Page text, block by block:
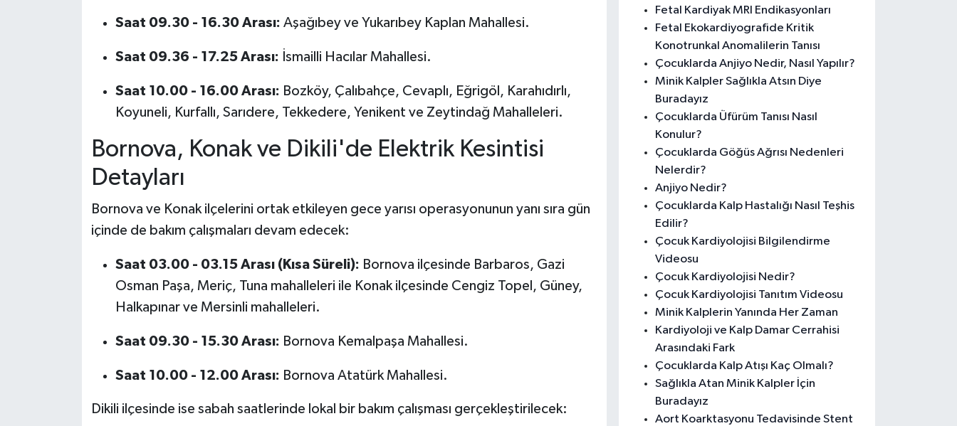
Saat 09.30 - 16.30 Arası: Aşağıbey ve Yukarıbey Kaplan Mahallesi.
Saat 09.36 - 17.25 Arası: İsmailli Hacılar Mahallesi.
Saat 10.00 - 16.00 Arası: Bozköy, Çalıbahçe, Cevaplı, Eğrigöl, Karahıdırlı,
Koyuneli, Kurfallı, Sarıdere, Tekkedere, Yenikent ve Zeytindağ Mahalleleri.
Bornova, Konak ve Dikili'de Elektrik Kesintisi
Detayları
Bornova ve Konak ilçelerini ortak etkileyen gece yarısı operasyonunun yanı sıra gün
içinde de bakım çalışmaları devam edecek:
Saat 03.00 - 03.15 Arası (Kısa Süreli): Bornova ilçesinde Barbaros, Gazi
Osman Paşa, Meriç, Tuna mahalleleri ile Konak ilçesinde Cengiz Topel, Güney,
Halkapınar ve Mersinli mahalleleri.
Saat 09.30 - 15.30 Arası: Bornova Kemalpaşa Mahallesi.
Saat 10.00 - 12.00 Arası: Bornova Atatürk Mahallesi.
Dikili ilçesinde ise sabah saatlerinde lokal bir bakım çalışması gerçekleştirilecek:
Fetal Kardiyak MRI Endikasyonları
Fetal Ekokardiyografide Kritik
Konotrunkal Anomalilerin Tanısı
Çocuklarda Anjiyo Nedir, Nasıl Yapılır?
Minik Kalpler Sağlıkla Atsın Diye
Buradayız
Çocuklarda Üfürüm Tanısı Nasıl
Konulur?
Çocuklarda Göğüs Ağrısı Nedenleri
Nelerdir?
Anjiyo Nedir?
Çocuklarda Kalp Hastalığı Nasıl Teşhis
Edilir?
Çocuk Kardiyolojisi Bilgilendirme
Videosu
Çocuk Kardiyolojisi Nedir?
Çocuk Kardiyolojisi Tanıtım Videosu
Minik Kalplerin Yanında Her Zaman
Kardiyoloji ve Kalp Damar Cerrahisi
Arasındaki Fark
Çocuklarda Kalp Atışı Kaç Olmalı?
Sağlıkla Atan Minik Kalpler İçin
Buradayız
Aort Koarktasyonu Tedavisinde Stent